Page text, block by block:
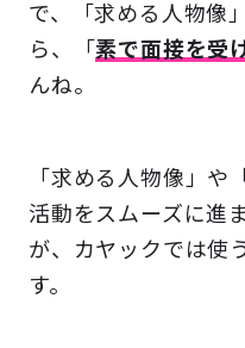
で、「求める人物像
ら、「 素で面接を受
んね。
「求める人物像」や
活動をスムーズに進
が、カヤックでは使
す。